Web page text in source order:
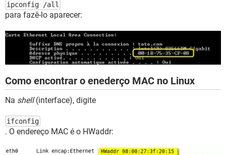
ipconfig /all
para fazê-lo aparecer:
Como encontrar o enederço MAC no Linux
Na shell(interface), digite
ifconfig
. O endereço MAC é o HWaddr: